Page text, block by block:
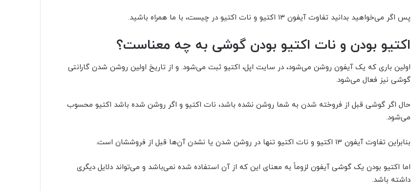
پس اگر می‌خواهید بدانید تفاوت آیفون ۱۳ اکتیو و نات اکتیو در چیست، با ما همراه باشید.
اکتیو بودن و نات اکتیو بودن گوشی به چه معناست؟
اولین باری که یک آیفون روشن می‌شود، در سایت اپل، اکتیو ثبت می‌شود. و از تاریخ اولین روشن شدن گارانتی
گوشی نیز فعال می‌شود.
حال اگر گوشی قبل از فروخته شدن به شما روشن نشده باشد، نات اکتیو و اگر روشن شده باشد اکتیو محسوب
می‌شود.
بنابراین تفاوت آیفون ۱۳ اکتیو و نات اکتیو تنها در روشن شدن یا نشدن آن‌ها قبل از فروششان است.
اما اکتیو بودن یک گوشی آیفون لزوماً به معنای این که از آن استفاده شده نمی‌باشد و می‌تواند دلایل دیگری
داشته باشد.